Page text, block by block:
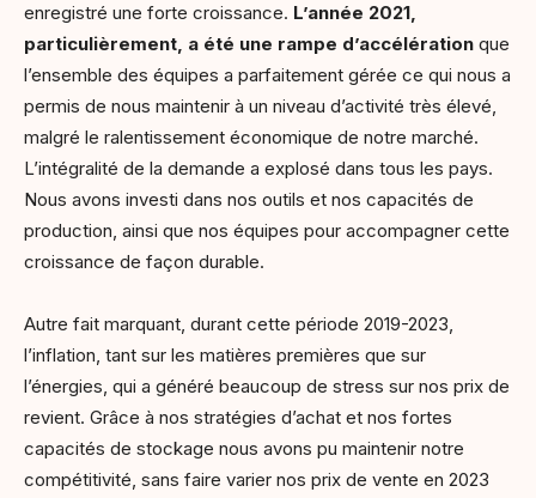
enregistré une forte croissance. L’année 2021,
particulièrement, a été une rampe d’accélération que
l’ensemble des équipes a parfaitement gérée ce qui nous a
permis de nous maintenir à un niveau d’activité très élevé,
malgré le ralentissement économique de notre marché.
L’intégralité de la demande a explosé dans tous les pays.
Nous avons investi dans nos outils et nos capacités de
production, ainsi que nos équipes pour accompagner cette
croissance de façon durable.
Autre fait marquant, durant cette période 2019-2023,
l’inflation, tant sur les matières premières que sur
l’énergies, qui a généré beaucoup de stress sur nos prix de
revient. Grâce à nos stratégies d’achat et nos fortes
capacités de stockage nous avons pu maintenir notre
compétitivité, sans faire varier nos prix de vente en 2023